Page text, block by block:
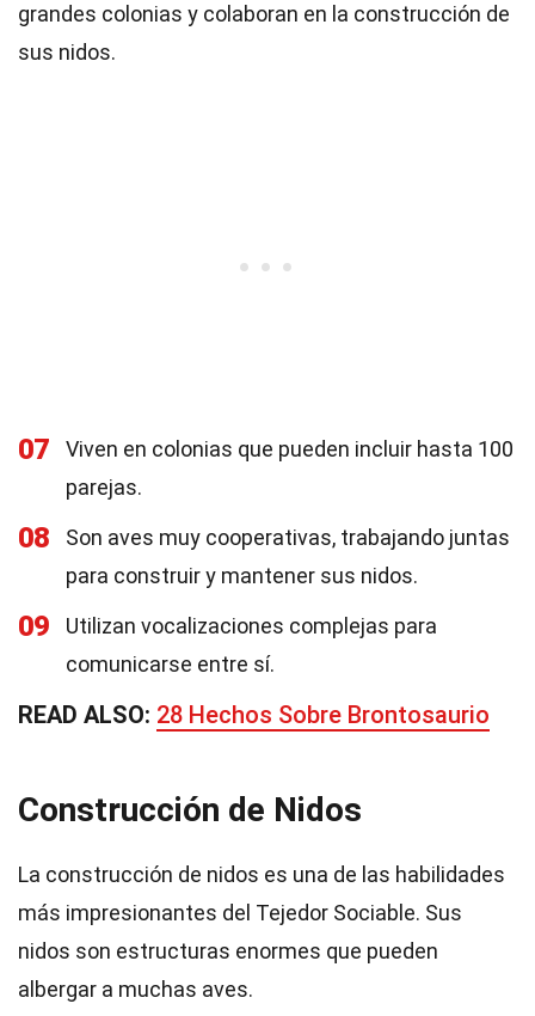
grandes colonias y colaboran en la construcción de
sus nidos.
07
Viven en colonias que pueden incluir hasta 100
parejas.
08
Son aves muy cooperativas, trabajando juntas
para construir y mantener sus nidos.
09
Utilizan vocalizaciones complejas para
comunicarse entre sí.
READ ALSO: 28 Hechos Sobre Brontosaurio
Construcción de Nidos
La construcción de nidos es una de las habilidades
más impresionantes del Tejedor Sociable. Sus
nidos son estructuras enormes que pueden
albergar a muchas aves.